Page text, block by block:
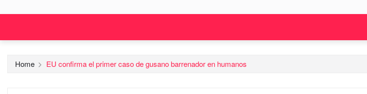
Home EU confirma el primer caso de gusano barrenador en humanos